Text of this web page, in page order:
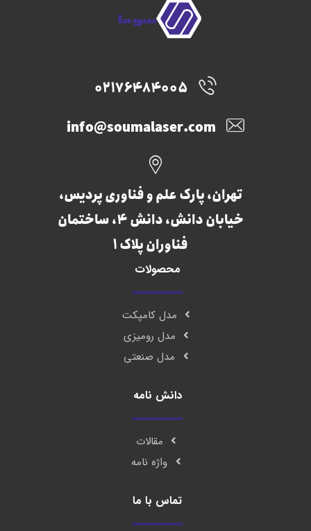
02176484005
info@soumalaser.com
تهران، پارک علم و فناوری پردیس،
خیابان دانش، دانش 4، ساختمان
فناوران پلاک 1
محصولات
مدل کامپکت
مدل رومیزی
مدل صنعتی
دانش نامه
مقالات
واژه نامه
تماس با ما